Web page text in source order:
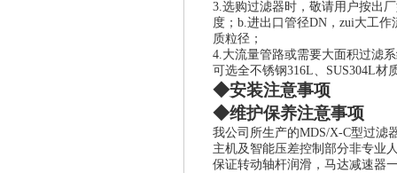
3.选购过滤器时，敬请用户按出
度； b.进出口管径DN，zui大工作
质粒径；
4.大流量管路或需要大面积过滤
可选全不锈钢316L、 SUS304L材
◆安装注意事项
◆维护保养注意事项
我公司所生产的MDS/X-C型过滤
主机及智能压差控制部分非专业
保证转动轴杆润滑，马达减速器